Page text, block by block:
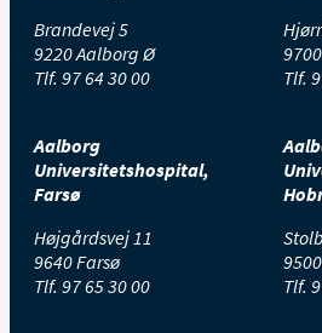
Brandevej 5
9220 Aalborg Ø
Tlf. 97 64 30 00
Tlf.
Aalborg
Universitetshospital,
Farsø
Højgårdsvej 11
9640 Farsø
Tlf. 97 65 30 00
Tlf.